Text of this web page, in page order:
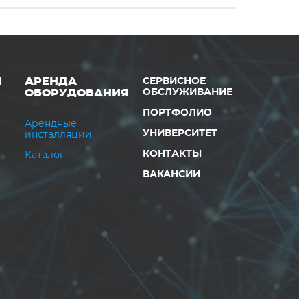
АРЕНДА
ОБОРУДОВАНИЯ
Арендные
инсталляции
Каталог
СЕРВИСНОЕ
ОБСЛУЖИВАНИЕ
ПОРТФОЛИО
УНИВЕРСИТЕТ
КОНТАКТЫ
ВАКАНСИИ